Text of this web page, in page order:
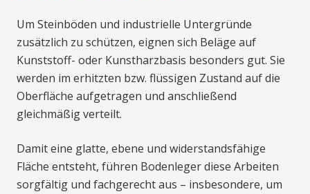
Um Steinböden und industrielle Untergründe
zusätzlich zu schützen, eignen sich Beläge auf
Kunststoff- oder Kunstharzbasis besonders gut. Sie
werden im erhitzten bzw. flüssigen Zustand auf die
Oberfläche aufgetragen und anschließend
gleichmäßig verteilt.
Damit eine glatte, ebene und widerstandsfähige
Fläche entsteht, führen Bodenleger diese Arbeiten
sorgfältig und fachgerecht aus – insbesondere, um